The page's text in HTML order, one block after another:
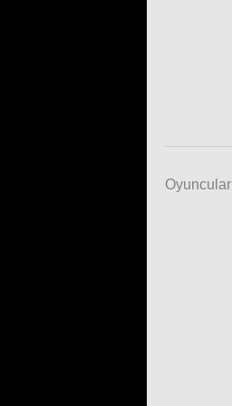
Oyuncular